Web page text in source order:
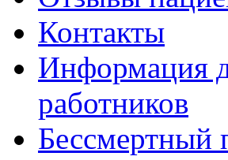
Контакты
Информация
работников
Бессмертный